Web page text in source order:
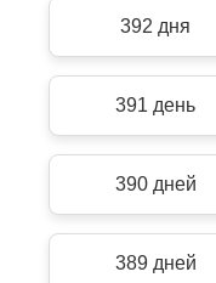
392 дня
391 день
390 дней
389 дней